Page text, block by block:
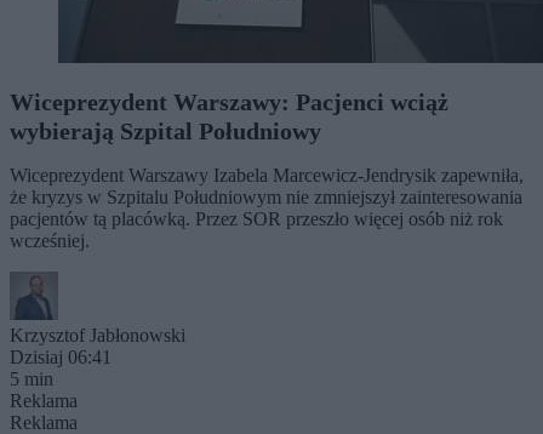
Wiceprezydent Warszawy: Pacjenci wciąż
wybierają Szpital Południowy
Wiceprezydent Warszawy Izabela Marcewicz-Jendrysik zapewniła,
że kryzys w Szpitalu Południowym nie zmniejszył zainteresowania
pacjentów tą placówką. Przez SOR przeszło więcej osób niż rok
wcześniej.
Krzysztof Jabłonowski
Dzisiaj 06:41
5 min
Reklama
Reklama